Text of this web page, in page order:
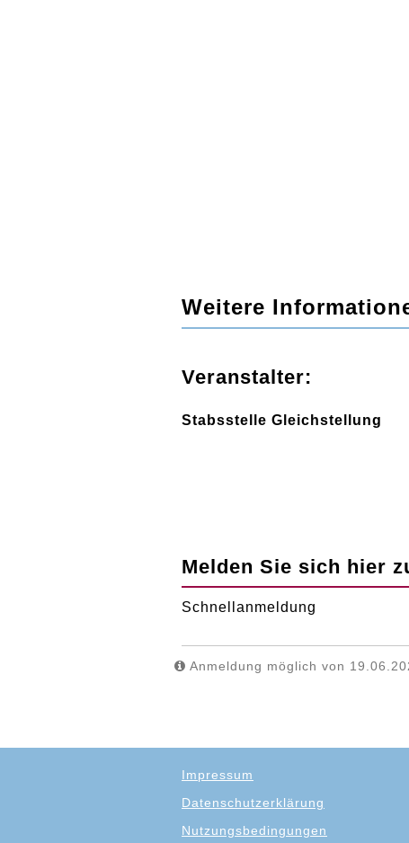
Weitere
Veranstalter:
Stabsstelle Gleichstellung
Melden Sie sich hier
Schnellanmeldung
Anmeldung möglich von
Impressum
Datenschutzerklärung
Nutzungsbedingungen